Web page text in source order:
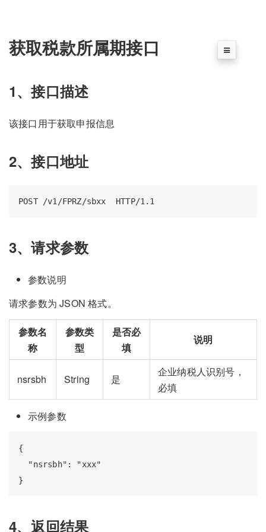
获取税款所属期接口
1、接口描述
该接口用于获取申报信息
2、接口地址
3、请求参数
参数说明
请求参数为 JSON 格式。
参数名
称
参数类
型
是否必
填
说明
nsrsbh String 是
企业纳税人识别号，
必填
示例参数
{
  "nsrsbh": "xxx"
4、返回结果